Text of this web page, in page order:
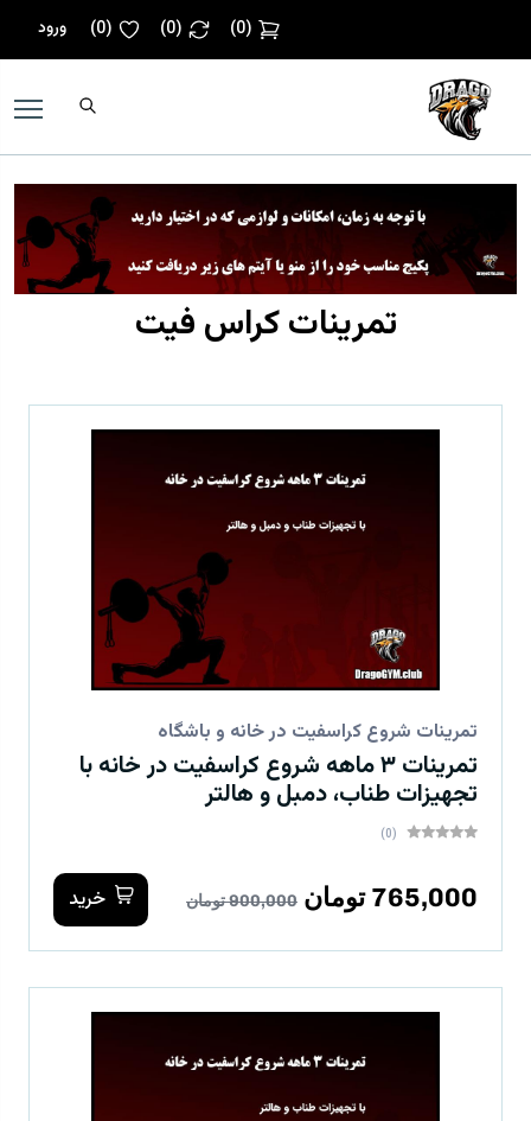
(
0
)
(
0
)
(
0
) ورود
تمرینات کراس فیت
تمرینات شروع کراسفیت در خانه و باشگاه
تمرینات ۳ ماهه شروع کراسفیت در خانه با
تجهیزات طناب، دمبل و هالتر
(0)
765,000 تومان 900,000 تومان خرید